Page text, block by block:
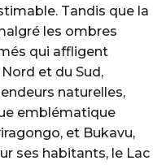
Tandis que la
les ombres
qui affligent
et du Sud,
naturelles,
emblématique
et Bukavu,
ses habitants, le Lac